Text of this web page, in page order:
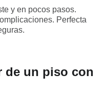
y en pocos pasos.
Perfecta
de un piso con